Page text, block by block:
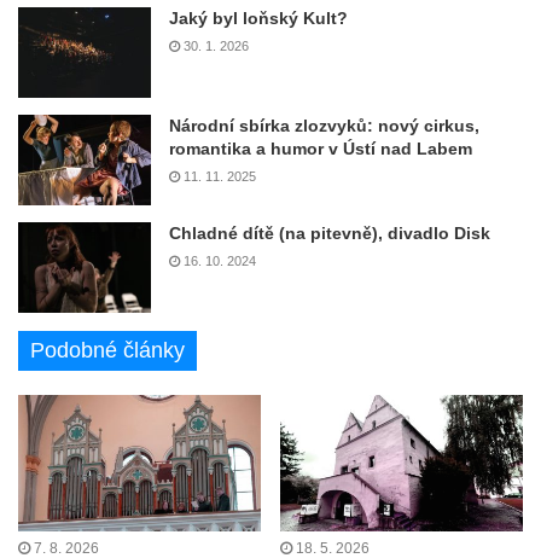
Jaký byl loňský Kult?
30. 1. 2026
Národní sbírka zlozvyků: nový cirkus,
romantika a humor v Ústí nad Labem
11. 11. 2025
Chladné dítě (na pitevně), divadlo Disk
16. 10. 2024
Podobné články
7. 8. 2026 18. 5. 2026